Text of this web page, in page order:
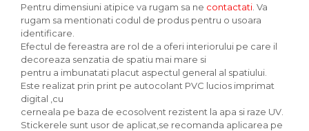
Pentru dimensiuni atipice va rugam sa ne contactati . Va
rugam sa mentionati codul de produs pentru o usoara
identificare.
Efectul de fereastra are rol de a oferi interiorului pe care il
decoreaza senzatia de spatiu mai mare si
pentru a imbunatati placut aspectul general al spatiului.
Este realizat prin print pe autocolant PVC lucios imprimat
digital ,cu
cerneala pe baza de ecosolvent rezistent la apa si raze UV.
Stickerele sunt usor de aplicat,se recomanda aplicarea pe